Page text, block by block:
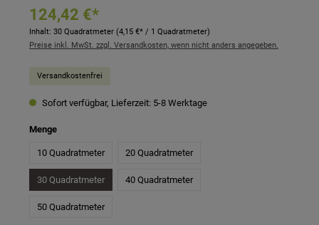
124,42 €*
Inhalt: 30 Quadratmeter (4,15 €* / 1 Quadratmeter)
Preise inkl. MwSt. zzgl. Versandkosten, wenn nicht anders angegeben.
Versandkostenfrei
Sofort verfügbar, Lieferzeit: 5-8 Werktage
Mengeauswählen
10 Quadratmeter 20 Quadratmeter
30 Quadratmeter 40 Quadratmeter
50 Quadratmeter